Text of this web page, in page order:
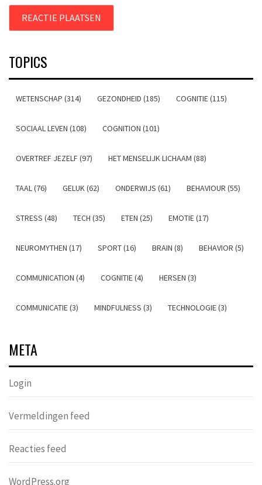
TOPICS
WETENSCHAP (314) GEZONDHEID (185) COGNITIE (115)
SOCIAAL LEVEN (108) COGNITION (101)
OVERTREF JEZELF (97) HET MENSELIJK LICHAAM (88)
TAAL (76) GELUK (62) ONDERWIJS (61) BEHAVIOUR (55)
STRESS (48) TECH (35) ETEN (25) EMOTIE (17)
NEUROMYTHEN (17) SPORT (16) BRAIN (8) BEHAVIOR (5)
COMMUNICATION (4) COGNITIE (4) HERSEN (3)
COMMUNICATIE (3) MINDFULNESS (3) TECHNOLOGIE (3)
META
Login
Vermeldingen feed
Reacties feed
WordPress.org